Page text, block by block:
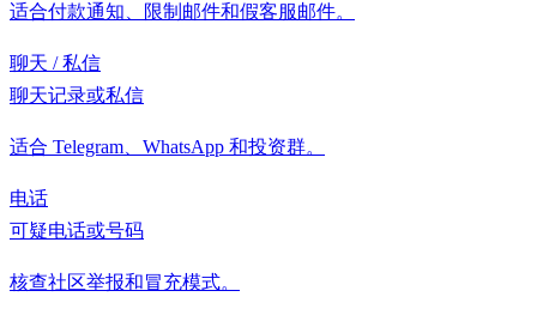
适合付款通知、限制邮件和假客服邮件。
聊天 / 私信
聊天记录或私信
适合 Telegram、WhatsApp 和投资群。
电话
可疑电话或号码
核查社区举报和冒充模式。